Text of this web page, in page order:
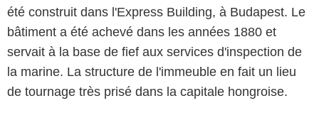
été construit dans l'Express Building, à Budapest. Le
bâtiment a été achevé dans les années 1880 et
servait à la base de fief aux services d'inspection de
la marine. La structure de l'immeuble en fait un lieu
de tournage très prisé dans la capitale hongroise.